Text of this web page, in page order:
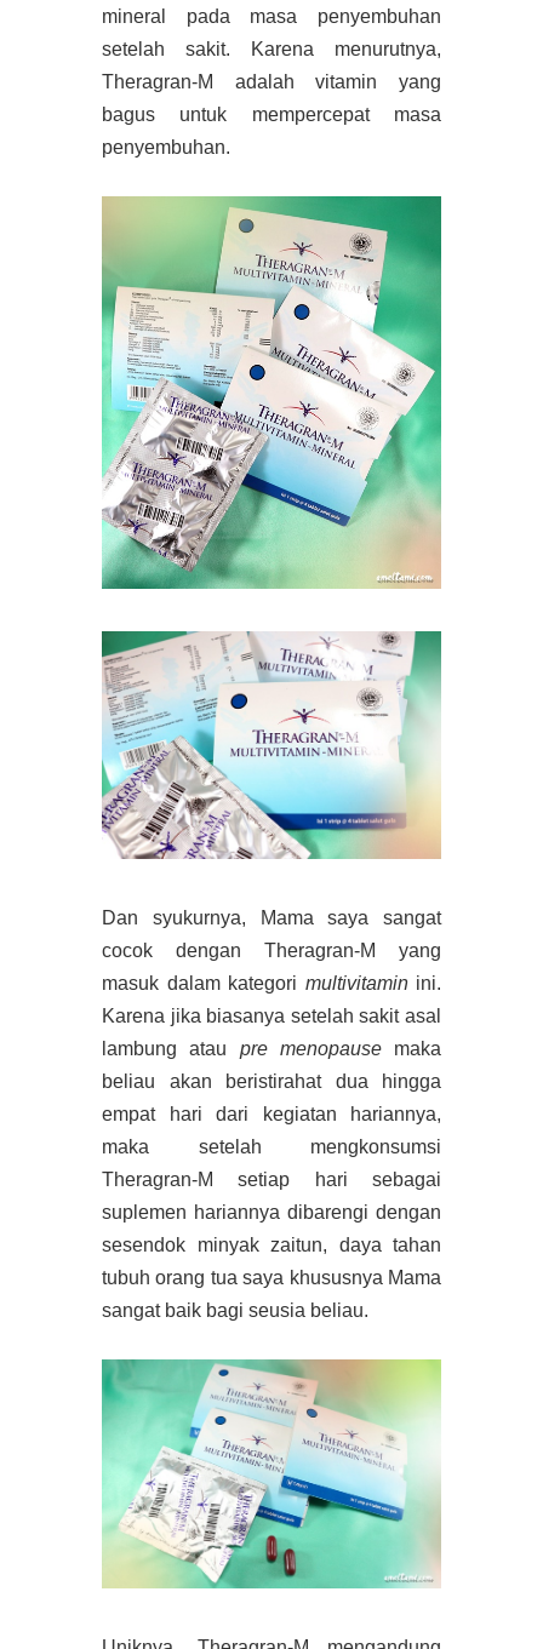
mineral pada masa penyembuhan
setelah sakit. Karena menurutnya,
Theragran-M adalah vitamin yang
bagus untuk mempercepat masa
penyembuhan.
Dan syukurnya, Mama saya sangat
cocok dengan Theragran-M yang
masuk dalam kategori multivitaminini.
Karena jika biasanya setelah sakit asal
lambung atau pre menopausemaka
beliau akan beristirahat dua hingga
empat hari dari kegiatan hariannya,
maka setelah mengkonsumsi
Theragran-M setiap hari sebagai
suplemen hariannya dibarengi dengan
sesendok minyak zaitun, daya tahan
tubuh orang tua saya khususnya Mama
sangat baik bagi seusia beliau.